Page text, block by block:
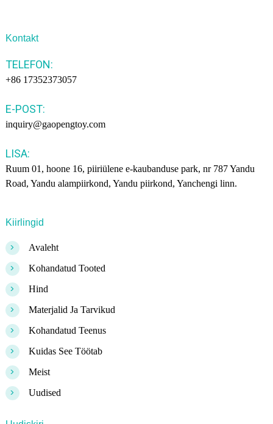
Kontakt
TELEFON:
+86 17352373057
E-POST:
inquiry@gaopengtoy.com
LISA:
Ruum 01, hoone 16, piiriülene e-kaubanduse park, nr 787 Yandu
Road, Yandu alampiirkond, Yandu piirkond, Yanchengi linn.
Kiirlingid
> Avaleht
> Kohandatud Tooted
> Hind
> Materjalid Ja Tarvikud
> Kohandatud Teenus
> Kuidas See Töötab
> Meist
> Uudised